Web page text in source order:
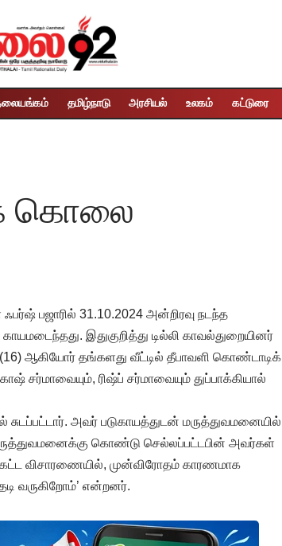
தமிழ்நாடு அரசியல் உலகம் கட்டுரை
கொலை
பஜாரில் 31.10.2024 அன்றிரவு நடந்த
இதுகுறித்து டில்லி காவல்துறையினர்
(16) ஆகியோர் தங்களது வீட்டில் தீபாவளி கொண்டாடிக்
சர்மாவையும், ரிஷ்ப் சர்மாவையும் துப்பாக்கியால்
சுடப்பட்டார். அவர் படுகாயத்துடன் மருத்துவமனையில்
கொண்டு செல்லப்பட்டபின் அவர்கள்
விசாரணையில், முன்விரோதம் காரணமாக
வருகிறோம்’ என்றனர்.